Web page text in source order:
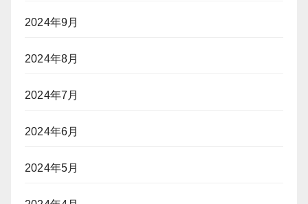
2024年9月
2024年8月
2024年7月
2024年6月
2024年5月